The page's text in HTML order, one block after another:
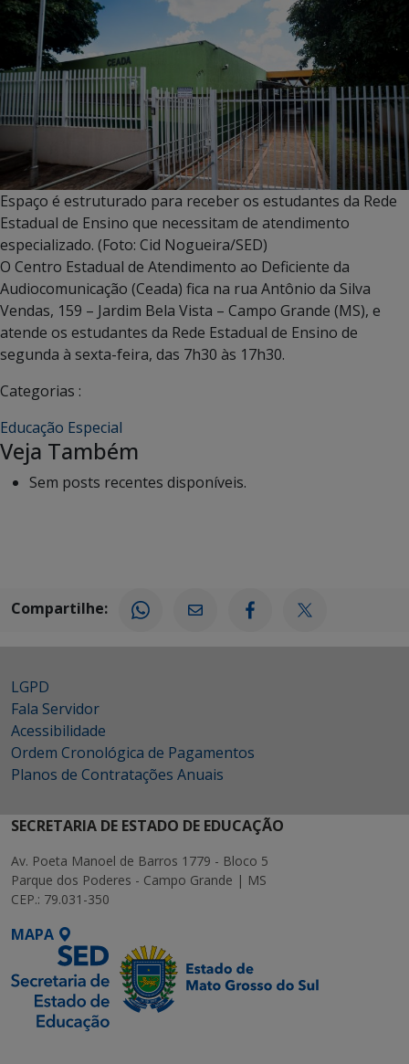
Espaço é estruturado para receber os estudantes da Rede
Estadual de Ensino que necessitam de atendimento
especializado. (Foto: Cid Nogueira/SED)
O Centro Estadual de Atendimento ao Deficiente da
Audiocomunicação (Ceada) fica na rua Antônio da Silva
Vendas, 159 – Jardim Bela Vista – Campo Grande (MS), e
atende os estudantes da Rede Estadual de Ensino de
segunda à sexta-feira, das 7h30 às 17h30.
Categorias :
Educação Especial
Veja Também
Sem posts recentes disponíveis.
Compartilhe:
LGPD
Fala Servidor
Acessibilidade
Ordem Cronológica de Pagamentos
Planos de Contratações Anuais
SECRETARIA DE ESTADO DE EDUCAÇÃO
Av. Poeta Manoel de Barros 1779 - Bloco 5
Parque dos Poderes - Campo Grande | MS
CEP.: 79.031-350
MAPA